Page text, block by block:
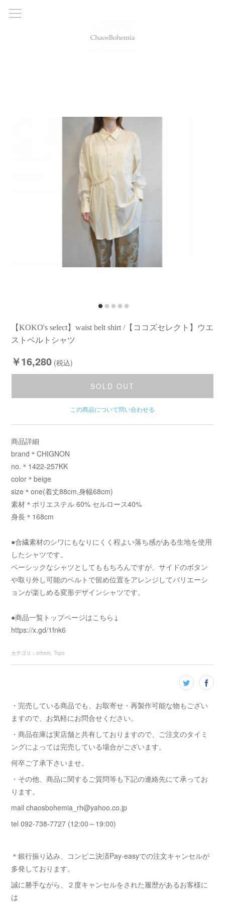
【KOKO's select】waist belt shirt /【ココズセレクト】ウエ
ストベルトシャツ
￥16,280 (税込)
SOLD OUT
この商品について問い合わせる
商品詳細
brand＊CHIGNON
no.＊1422-257KK
color＊beige
size＊one(着丈88cm,身幅68cm)
素材＊ポリエステル 60% セルロース40%
身長＊168cm
●合繊素材のシワにもなりにくく程よい落ち感がある生地を使用
したシャツです。
ベーシックなシャツとしてももちろんですが、サイドのボタン
や取り外し可能のベルトで留め位置をアレンジしてバリエーシ
ョンが楽しめる変形デザインシャツです。
●商品一覧トップページはこちら↓
https://x.gd/1fnk6
カテゴリ ：others Tops
・完売している商品でも、お取寄せ・再製作可能な物もござい
ますので、お気軽にお問合せください。
・商品在庫は実店舗と共有しておりますので、ご注文のタイミ
ングによっては完売している場合がございます。
何卒ご了承下さいませ。
・その他、商品に関するご質問等も下記の連絡先にて承ってお
ります。
mail chaosbohemia_rh@yahoo.co.jp
tel 092-738-7727 (12:00～19:00)
＊銀行振り込み、コンビニ決済Pay-easyでの注文キャンセルが
多発しております。
誠に勝手ながら、２度キャンセルをされた履歴があるお客様に
は